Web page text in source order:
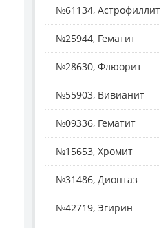
№61134, Астрофиллит
№25944, Гематит
№28630, Флюорит
№55903, Вивианит
№09336, Гематит
№15653, Хромит
№31486, Диоптаз
№42719, Эгирин